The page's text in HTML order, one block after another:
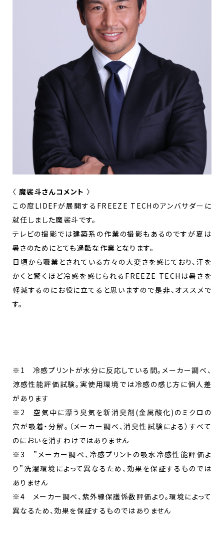
〈 魔裟斗さんコメント 〉
この度LIDEFが展開するFREEZE TECHのアンバサダーに
就任しました魔裟斗です。
テレビの撮影では建築系の作業の撮影もあるのですが夏は
暑さのためにとても過酷な作業となります。
日頃から職業とされている方々の大変さを感じており、汗を
かくと驚くほど冷感を感じられるFREEZE TECHは暑さを
軽減するのにお役に立てると思いますので是非、オススメで
す。
※1 冷感プリントが水分に反応している間。メーカー調べ、
涼感性能評価試験。実使用環境では冷感の感じ方に個人差
があります
※2 空気中に漂う臭気を新消臭剤(金属酸化)のミクロの
穴が吸着・分解。（メーカー調べ、消臭性試験による）すべて
のにおいを消すわけではありません
※3 ”メーカー調べ、冷感プリントの吸水冷感性能評価よ
り”洗濯環境によって異なるため、効果を保証するものでは
ありません
※4 メーカー調べ、紫外線保護係数評価より。環境によって
異なるため、効果を保証するものではありません